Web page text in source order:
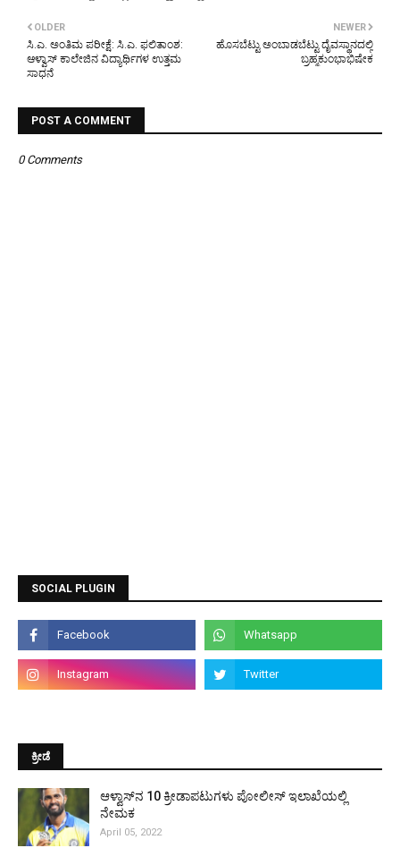
NEWER
ಹೊಸಬೆಟ್ಟು ಅಂಬಾಡಬೆಟ್ಟು ದೈವಸ್ಥಾನದಲ್ಲಿ
ಬ್ರಹ್ಮಕುಂಭಾಭಿಷೇಕ
OLDER
ಸಿ.ಎ. ಅಂತಿಮ ಪರೀಕ್ಷೆ: ಸಿ.ಎ. ಫಲಿತಾಂಶ:
ಆಳ್ವಾಸ್ ಕಾಲೇಜಿನ ವಿದ್ಯಾರ್ಥಿಗಳ ಉತ್ತಮ
ಸಾಧನೆ
POST A COMMENT
0 Comments
SOCIAL PLUGIN
ಕ್ರೀಡೆ
ಆಳ್ವಾಸ್‌ನ 10 ಕ್ರೀಡಾಪಟುಗಳು ಪೋಲೀಸ್ ಇಲಾಖೆಯಲ್ಲಿ
ನೇಮಕ
April 05, 2022